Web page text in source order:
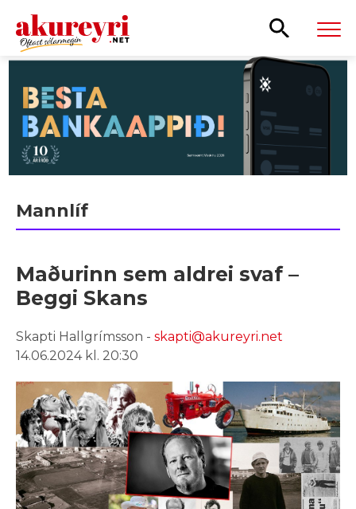
Mannlíf
Maðurinn sem aldrei svaf –
Beggi Skans
Skapti Hallgrímsson - skapti@akureyri.net
14.06.2024 kl. 20:30